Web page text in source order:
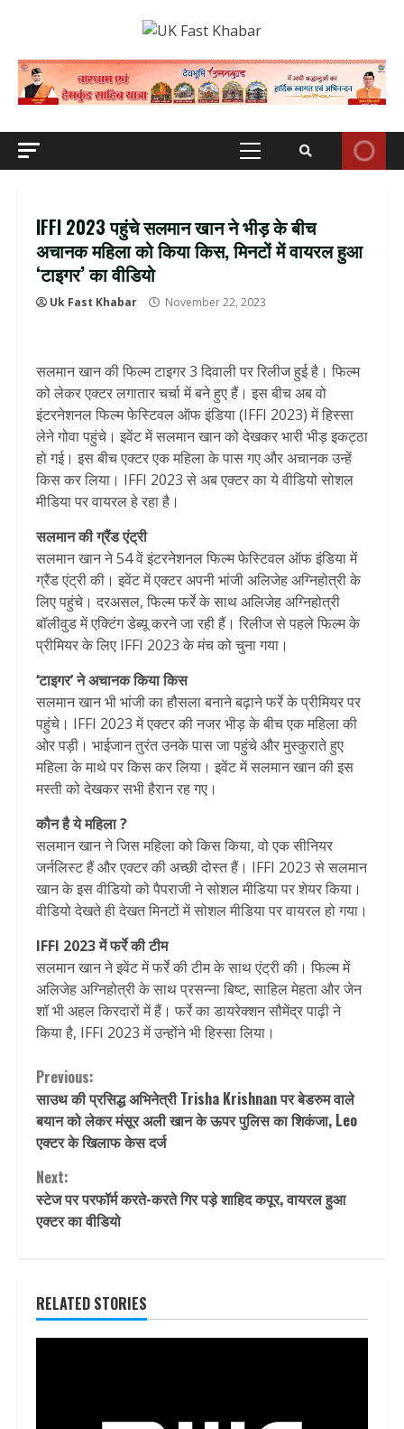
Primary
IFFI 2023 पहुंचे सलमान खान ने भीड़ के बीच
अचानक महिला को किया किस, मिनटों में वायरल हुआ
‘टाइगर’ का वीडियो
Uk Fast Khabar November 22, 2023
सलमान खान की फिल्म टाइगर 3 दिवाली पर रिलीज हुई है। फिल्म
को लेकर एक्टर लगातार चर्चा में बने हुए हैं। इस बीच अब वो
इंटरनेशनल फिल्म फेस्टिवल ऑफ इंडिया (IFFI 2023) में हिस्सा
लेने गोवा पहुंचे। इवेंट में सलमान खान को देखकर भारी भीड़ इकट्ठा
हो गई। इस बीच एक्टर एक महिला के पास गए और अचानक उन्हें
किस कर लिया। IFFI 2023 से अब एक्टर का ये वीडियो सोशल
मीडिया पर वायरल हे रहा है।
सलमान की ग्रैंड एंट्री
सलमान खान ने 54 वें इंटरनेशनल फिल्म फेस्टिवल ऑफ इंडिया में
ग्रैंड एंट्री की। इवेंट में एक्टर अपनी भांजी अलिजेह अग्निहोत्री के
लिए पहुंचे। दरअसल, फिल्म फर्रे के साथ अलिजेह अग्निहोत्री
बॉलीवुड में एक्टिंग डेब्यू करने जा रही हैं। रिलीज से पहले फिल्म के
प्रीमियर के लिए IFFI 2023 के मंच को चुना गया।
‘टाइगर’ ने अचानक किया किस
सलमान खान भी भांजी का हौसला बनाने बढ़ाने फर्रे के प्रीमियर पर
पहुंचे। IFFI 2023 में एक्टर की नजर भीड़ के बीच एक महिला की
ओर पड़ी। भाईजान तुरंत उनके पास जा पहुंचे और मुस्कुराते हुए
महिला के माथे पर किस कर लिया। इवेंट में सलमान खान की इस
मस्ती को देखकर सभी हैरान रह गए।
कौन है ये महिला ?
सलमान खान ने जिस महिला को किस किया, वो एक सीनियर
जर्नलिस्ट हैं और एक्टर की अच्छी दोस्त हैं। IFFI 2023 से सलमान
खान के इस वीडियो को पैपराजी ने सोशल मीडिया पर शेयर किया।
वीडियो देखते ही देखत मिनटों में सोशल मीडिया पर वायरल हो गया।
IFFI 2023 में फर्रे की टीम
सलमान खान ने इवेंट में फर्रे की टीम के साथ एंट्री की। फिल्म में
अलिजेह अग्निहोत्री के साथ प्रसन्ना बिष्ट, साहिल मेहता और जेन
शॉ भी अहल किरदारों में हैं। फर्रे का डायरेक्शन सौमेंद्र पाढ़ी ने
किया है, IFFI 2023 में उन्होंने भी हिस्सा लिया।
Continue
Reading
Previous:
साउथ की प्रसिद्ध अभिनेत्री Trisha Krishnan पर बेडरुम वाले
बयान को लेकर मंसूर अली खान के ऊपर पुलिस का शिकंजा, Leo
एक्टर के खिलाफ केस दर्ज
Next:
स्टेज पर परफॉर्म करते-करते गिर पड़े शाहिद कपूर, वायरल हुआ
एक्टर का वीडियो
RELATED STORIES